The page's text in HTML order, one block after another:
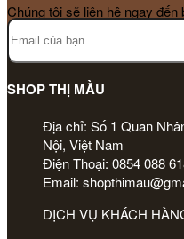
Chúng tôi sẽ liên hệ ngay đến
SHOP THỊ MẦU
Địa chỉ: Số 1 Quan
Nội, Việt Nam
Điện Thoại: 0854 088
Email:
DỊCH VỤ KHÁCH